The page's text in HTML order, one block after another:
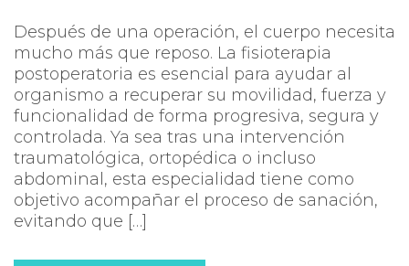
Después de una operación, el cuerpo necesita
mucho más que reposo. La fisioterapia
postoperatoria es esencial para ayudar al
organismo a recuperar su movilidad, fuerza y
funcionalidad de forma progresiva, segura y
controlada. Ya sea tras una intervención
traumatológica, ortopédica o incluso
abdominal, esta especialidad tiene como
objetivo acompañar el proceso de sanación,
evitando que […]